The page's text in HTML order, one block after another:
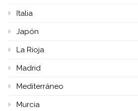
Italia
Japón
La Rioja
Madrid
Mediterráneo
Murcia